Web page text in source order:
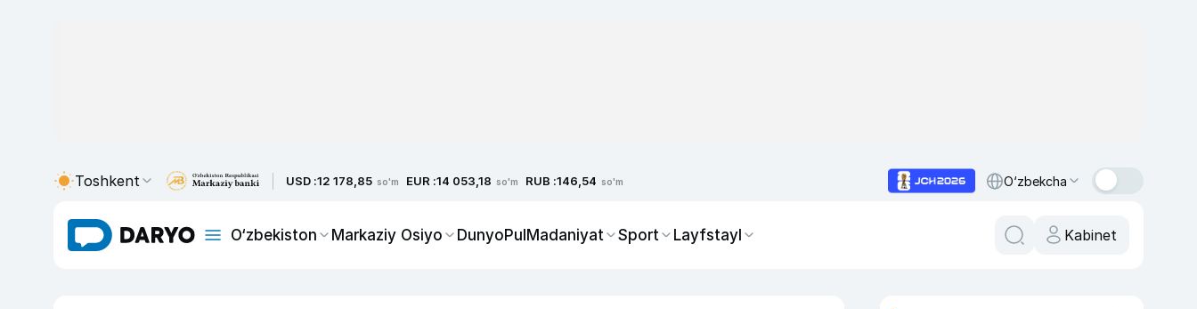
Toshkent USD :12 178,85 so'm EUR :14 053,18 so'm RUB :146,54 so'm O‘zbekcha
O‘zbekiston Markaziy Osiyo DunyoPulMadaniyat Sport Layfstayl Kabinet